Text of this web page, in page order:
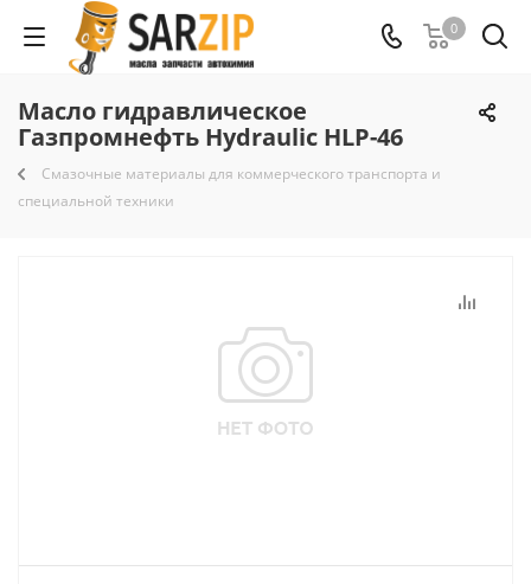
0
Масло гидравлическое
Газпромнефть Hydraulic HLP-46
Смазочные материалы для коммерческого транспорта и
специальной техники